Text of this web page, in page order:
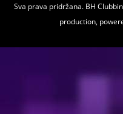
Sva prava pridržana. BH
production,